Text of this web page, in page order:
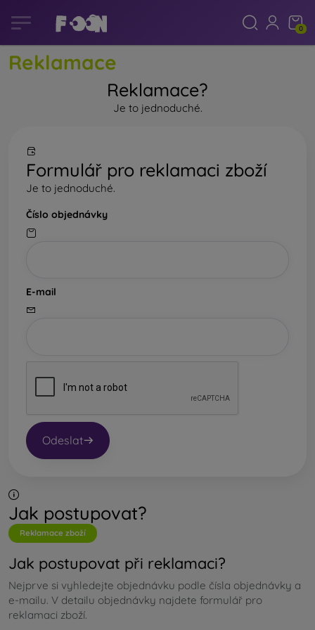
0
Reklamace
Reklamace?
Je to jednoduché.
Formulář pro reklamaci zboží
Je to jednoduché.
Číslo objednávky
E-mail
Odeslat
Jak postupovat?
Reklamace zboží
Jak postupovat při reklamaci?
Nejprve si vyhledejte objednávku podle čísla objednávky a
e-mailu. V detailu objednávky najdete formulář pro
reklamaci zboží.